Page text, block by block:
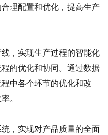
理配置和优化，提高生产
，实现生产过程的智能化
的优化和协同。通过数据
中各个环节的优化和改
。
，实现对产品质量的全面